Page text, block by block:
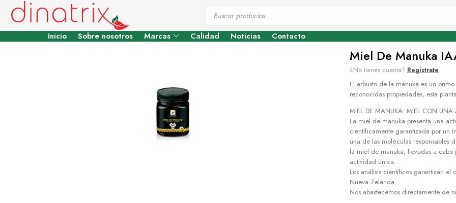
Inicio Sobre nosotros Marcas Calidad Noticias Contacto
Miel De Manuka
¿No tienes cuenta? Regístrate
El arbusto de la manuka es un
reconocidas propiedades, esta
MIEL DE MANUKA: MIEL CON UNA
La miel de manuka presenta una
científicamente garantizada por un
una de las moléculas responsables
la miel de manuka, llevadas a cabo
actividad única.
Los análisis científicos garantizan
Nueva Zelanda.
Nos abastecemos directamente de